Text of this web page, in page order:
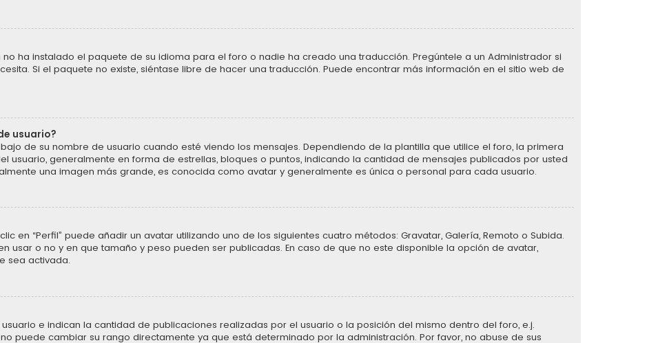
ha instalado el paquete de su idioma para el foro o nadie ha creado una traducción. Pregúntele a un Administrador si
Si el paquete no existe, siéntase libre de hacer una traducción. Puede encontrar más información en el sitio web de
usuario?
de su nombre de usuario cuando esté viendo los mensajes. Dependiendo de la plantilla que utilice el foro, la primera
usuario, generalmente en forma de estrellas, bloques o puntos, indicando la cantidad de mensajes publicados por usted
una imagen más grande, es conocida como avatar y generalmente es única o personal para cada usuario.
en “Perfil” puede añadir un avatar utilizando uno de los siguientes cuatro métodos: Gravatar, Galería, Remoto o Subida.
usar o no y en que tamaño y peso pueden ser publicadas. En caso de que no este disponible la opción de avatar,
sea activada.
e indican la cantidad de publicaciones realizadas por el usuario o la posición del mismo dentro del foro, e.j.
puede cambiar su rango directamente ya que está determinado por la administración. Por favor, no abuse de sus